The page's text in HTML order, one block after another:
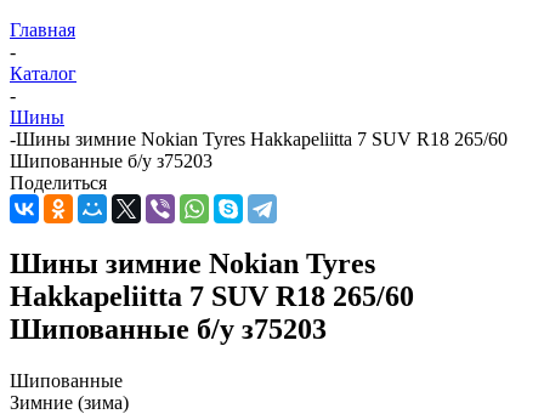
Главная
-
Каталог
-
Шины
-Шины зимние Nokian Tyres Hakkapeliitta 7 SUV R18 265/60
Шипованные б/у з75203
Поделиться
Шины зимние Nokian Tyres
Hakkapeliitta 7 SUV R18 265/60
Шипованные б/у з75203
Шипованные
Зимние (зима)